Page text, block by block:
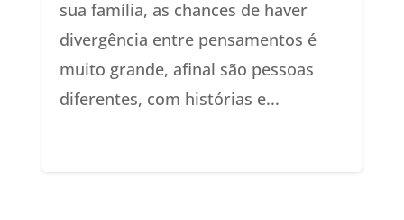
sua família, as chances de haver
divergência entre pensamentos é
muito grande, afinal são pessoas
diferentes, com histórias e...